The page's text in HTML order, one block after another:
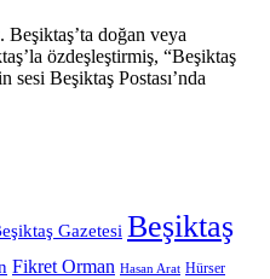
Beşiktaş’ta doğan veya
özdeşleştirmiş, “Beşiktaş
sesi Beşiktaş Postası’nda
Gazetesi Beşiktaş
Fikret Orman Hasan Arat Hürser